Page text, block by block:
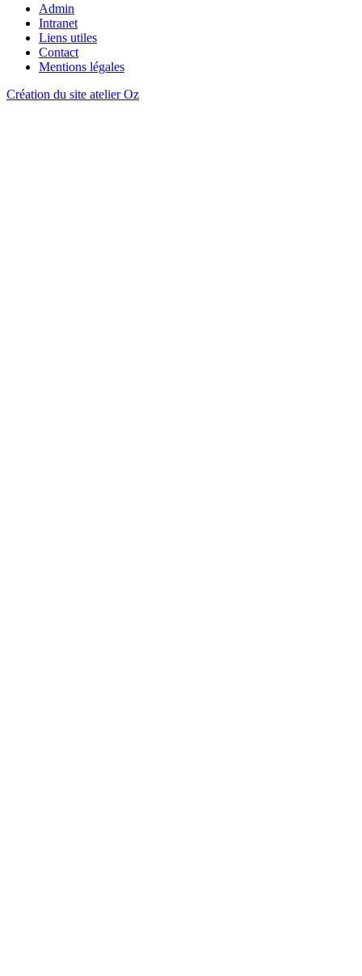
Admin
Intranet
Liens utiles
Contact
Mentions légales
Création du site atelier Oz